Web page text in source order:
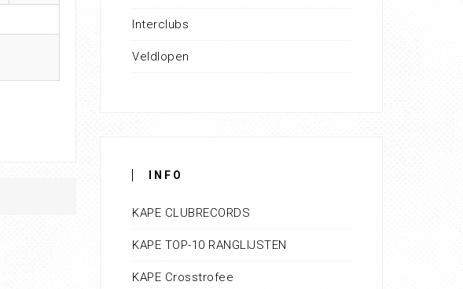
Interclubs
Veldlopen
INFO
KAPE CLUBRECORDS
KAPE TOP-10 RANGLIJSTEN
KAPE Crosstrofee